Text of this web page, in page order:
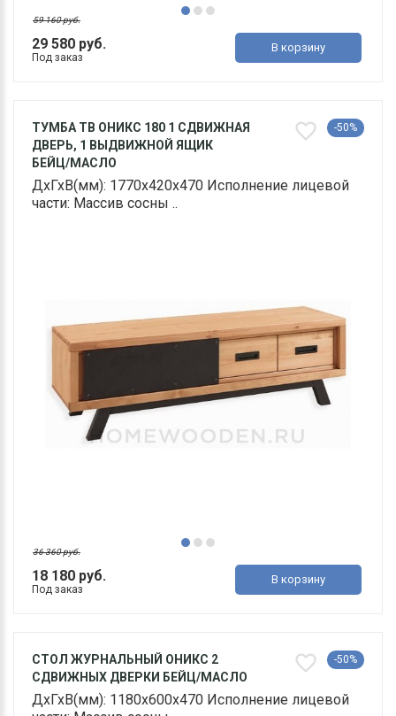
29 580 руб.
59 160 руб.
Под заказ
В корзину
ТУМБА ТВ ОНИКС 180 1 СДВИЖНАЯ
ДВЕРЬ, 1 ВЫДВИЖНОЙ ЯЩИК
БЕЙЦ/МАСЛО
-50%
ДхГхВ(мм): 1770х420х470 Исполнение лицевой
части: Массив сосны ..
18 180 руб.
36 360 руб.
Под заказ
В корзину
СТОЛ ЖУРНАЛЬНЫЙ ОНИКС 2
СДВИЖНЫХ ДВЕРКИ БЕЙЦ/МАСЛО
-50%
ДхГхВ(мм): 1180х600х470 Исполнение лицевой